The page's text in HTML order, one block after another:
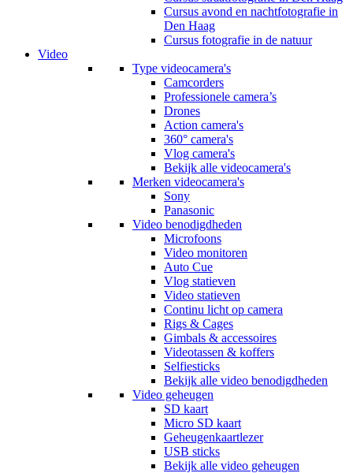
Cursus avond en nachtfotografie in
Den Haag
Cursus fotografie in de natuur
Video
Type videocamera's
Camcorders
Professionele camera’s
Drones
Action camera's
360° camera's
Vlog camera's
Bekijk alle videocamera's
Merken videocamera's
Sony
Panasonic
Video benodigdheden
Microfoons
Video monitoren
Auto Cue
Vlog statieven
Video statieven
Continu licht op camera
Rigs & Cages
Gimbals & accessoires
Videotassen & koffers
Selfiesticks
Bekijk alle video benodigdheden
Video geheugen
SD kaart
Micro SD kaart
Geheugenkaartlezer
USB sticks
Bekijk alle video geheugen